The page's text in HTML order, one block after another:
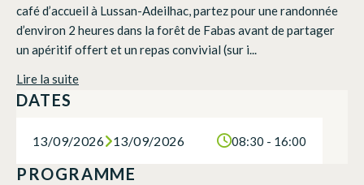
café d’accueil à Lussan-Adeilhac, partez pour une randonnée
d’environ 2 heures dans la forêt de Fabas avant de partager
un apéritif offert et un repas convivial (sur i...
Lire la suite
DATES
13/09/2026 13/09/2026 08:30 - 16:00
PROGRAMME